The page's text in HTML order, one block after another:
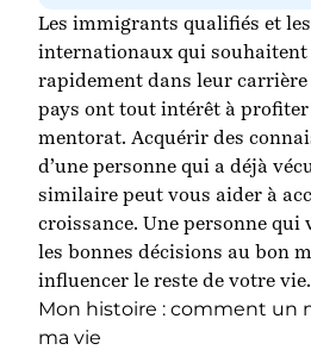
Les immigrants qualifiés et
internationaux qui souhaitent
rapidement dans leur
pays ont tout intérêt à
mentorat. Acquérir des
d’une personne qui a déjà
similaire peut vous aider à
croissance. Une personne qui
les bonnes décisions au bon
influencer le reste de votre vie.
Mon histoire : comment un
ma vie